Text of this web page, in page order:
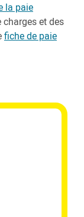
la paie
et des
fiche de paie